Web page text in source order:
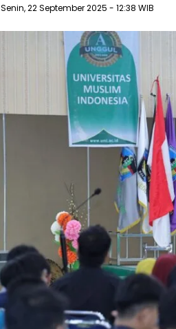
Senin, 22 September 2025 - 12:38 WIB